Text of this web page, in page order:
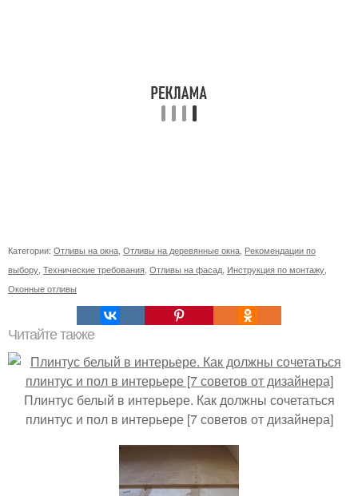
Категории: Отливы на окна Отливы на деревянные окна Рекомендации по
выбору Технические требования Отливы на фасад Инструкция по монтажу
Оконные отливы
Читайте также
Плинтус белый в интерьере. Как должны сочетаться
плинтус и пол в интерьере [7 советов от дизайнера]